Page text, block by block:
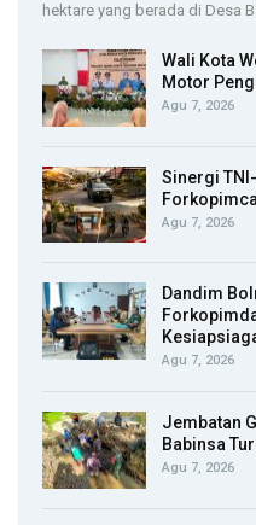
hektare yang berada di Desa
Wali Kota
Motor
Agu 7, 2026
Sinergi
Agu 7, 2026
Dandim
Agu 7, 2026
Jembatan
Babinsa
Agu 7, 2026